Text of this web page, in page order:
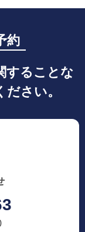
約
することな
さい。